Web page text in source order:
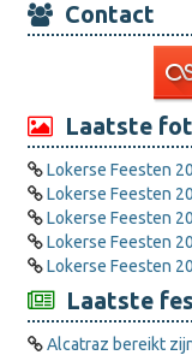
Contact
Laatste
Lokerse Feesten
Lokerse Feesten
Lokerse Feesten
Lokerse Feesten
Lokerse Feesten
Laatste
Alcatraz bereikt